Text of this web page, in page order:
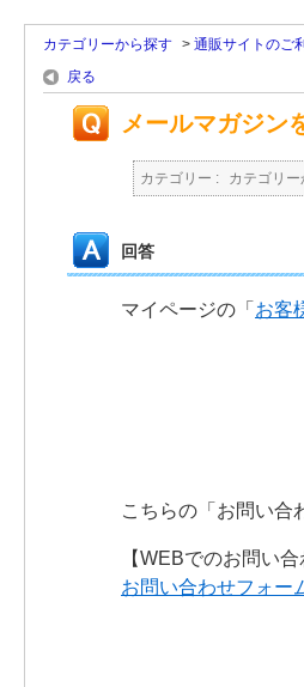
カテゴリーから探す > 通販サイトのご
戻る
メールマガジン
カテゴリー : カテゴリー
回答
マイページの「 お客
こちらの「お問い合
【WEBでのお問い合
お問い合わせフォー